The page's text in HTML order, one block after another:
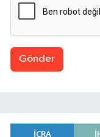
Gönder